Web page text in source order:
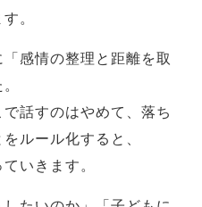
。
感情の整理と距離を取
話すのはやめて、落ち
ルール化すると、
いきます。